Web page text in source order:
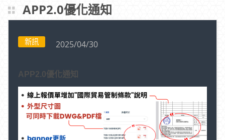
APP2.0優化通知
新訊 2025/04/30
APP2.0優化通知